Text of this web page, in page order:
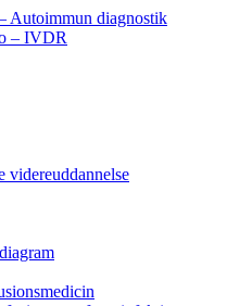
Autoimmun diagnostik
– IVDR
videreuddannelse